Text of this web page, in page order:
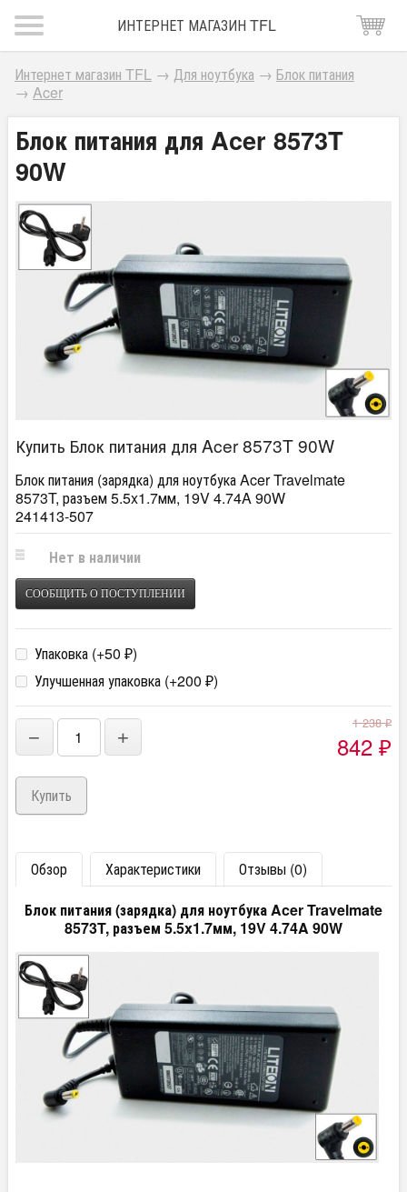
ИНТЕРНЕТ МАГАЗИН TFL
Интернет магазин TFL → Для ноутбука → Блок питания
→ Acer
Блок питания для Acer 8573T
90W
Купить Блок питания для Acer 8573T 90W
Блок питания (зарядка) для ноутбука Acer Travelmate
8573T, разъем 5.5x1.7мм, 19V 4.74A 90W
241413-507
Нет в наличии
СООБЩИТЬ О ПОСТУПЛЕНИИ
Упаковка (+50 ₽)
Улучшенная упаковка (+200 ₽)
− +
1 238₽
842 ₽
Обзор Характеристики
Отзывы (0)
Блок питания (зарядка) для ноутбука Acer Travelmate
8573T, разъем 5.5x1.7мм, 19V 4.74A 90W